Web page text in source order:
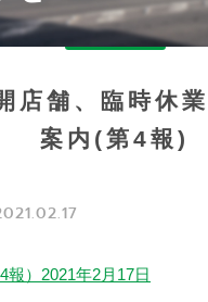
店舗、臨時休
案内(第4報)
報）2021年2月17日